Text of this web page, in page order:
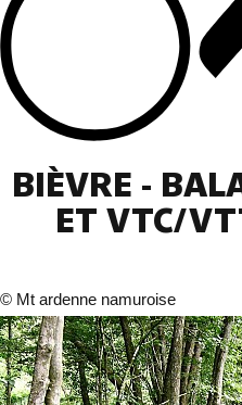
BIÈVRE -
ET VTC/
© Mt ardenne namuroise